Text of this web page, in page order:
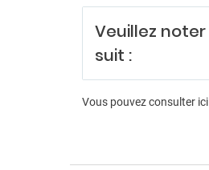
Veuillez
suit :
Vous pouvez consulter